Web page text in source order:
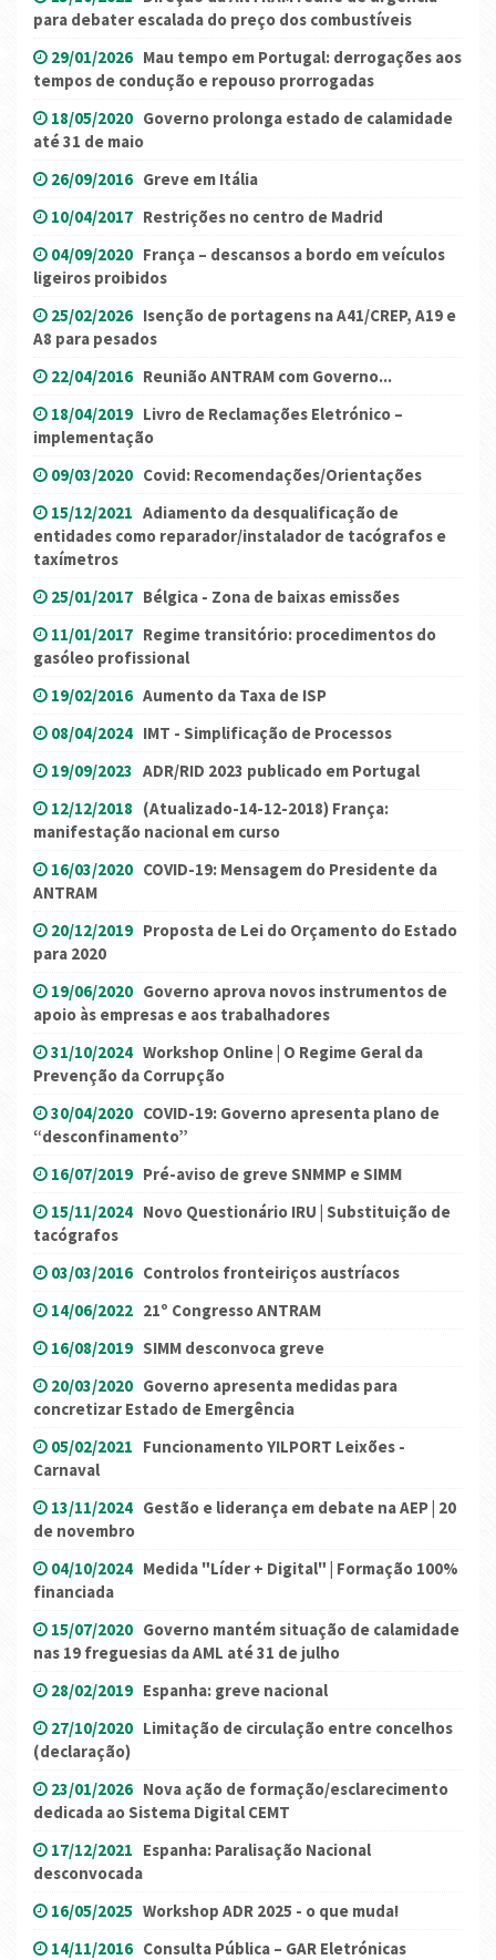
para debater escalada do preço dos combustíveis
29/01/2026 Mau tempo em Portugal: derrogações aos
tempos de condução e repouso prorrogadas
18/05/2020 Governo prolonga estado de calamidade
até 31 de maio
26/09/2016 Greve em Itália
10/04/2017 Restrições no centro de Madrid
04/09/2020 França – descansos a bordo em veículos
ligeiros proibidos
25/02/2026 Isenção de portagens na A41/CREP, A19 e
A8 para pesados
22/04/2016 Reunião ANTRAM com Governo...
18/04/2019 Livro de Reclamações Eletrónico –
implementação
09/03/2020 Covid: Recomendações/Orientações
15/12/2021 Adiamento da desqualificação de
entidades como reparador/instalador de tacógrafos e
taxímetros
25/01/2017 Bélgica - Zona de baixas emissões
11/01/2017 Regime transitório: procedimentos do
gasóleo profissional
19/02/2016 Aumento da Taxa de ISP
08/04/2024 IMT - Simplificação de Processos
19/09/2023 ADR/RID 2023 publicado em Portugal
12/12/2018 (Atualizado-14-12-2018) França:
manifestação nacional em curso
16/03/2020 COVID-19: Mensagem do Presidente da
ANTRAM
20/12/2019 Proposta de Lei do Orçamento do Estado
para 2020
19/06/2020 Governo aprova novos instrumentos de
apoio às empresas e aos trabalhadores
31/10/2024 Workshop Online | O Regime Geral da
Prevenção da Corrupção
30/04/2020 COVID-19: Governo apresenta plano de
“desconfinamento”
16/07/2019 Pré-aviso de greve SNMMP e SIMM
15/11/2024 Novo Questionário IRU | Substituição de
tacógrafos
03/03/2016 Controlos fronteiriços austríacos
14/06/2022 21º Congresso ANTRAM
16/08/2019 SIMM desconvoca greve
20/03/2020 Governo apresenta medidas para
concretizar Estado de Emergência
05/02/2021 Funcionamento YILPORT Leixões -
Carnaval
13/11/2024 Gestão e liderança em debate na AEP | 20
de novembro
04/10/2024 Medida "Líder + Digital" | Formação 100%
financiada
15/07/2020 Governo mantém situação de calamidade
nas 19 freguesias da AML até 31 de julho
28/02/2019 Espanha: greve nacional
27/10/2020 Limitação de circulação entre concelhos
(declaração)
23/01/2026 Nova ação de formação/esclarecimento
dedicada ao Sistema Digital CEMT
17/12/2021 Espanha: Paralisação Nacional
desconvocada
16/05/2025 Workshop ADR 2025 - o que muda!
14/11/2016 Consulta Pública – GAR Eletrónicas